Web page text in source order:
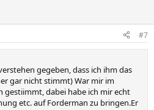
#7
gegeben, dass ich ihm das
gar nicht stimmt) War mir im
gestiimmt, dabei habe ich mir echt
etc. auf Forderman zu bringen.Er